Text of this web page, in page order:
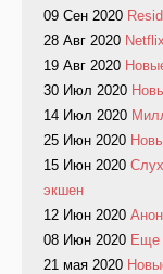
09 Сен 2020
28 Авг 2020
19 Авг 2020
30 Июл 2020
14 Июл 2020
25 Июн 2020
15 Июн 2020
экшен
12 Июн 2020
08 Июн 2020 Еще
21 мая 2020